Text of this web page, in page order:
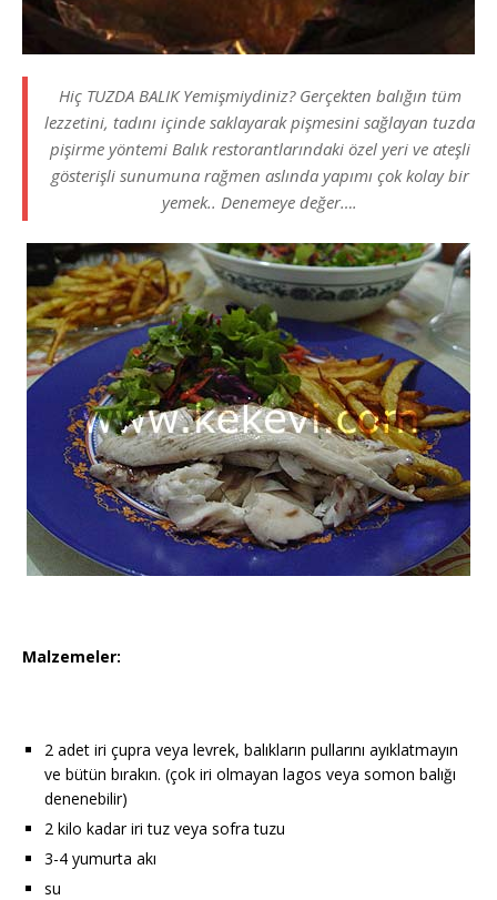
Hiç TUZDA BALIK Yemişmiydiniz? Gerçekten balığın tüm
lezzetini, tadını içinde saklayarak pişmesini sağlayan tuzda
pişirme yöntemi Balık restorantlarındaki özel yeri ve ateşli
gösterişli sunumuna rağmen aslında yapımı çok kolay bir
yemek.. Denemeye değer….
Malzemeler:
2 adet iri çupra veya levrek, balıkların pullarını ayıklatmayın
ve bütün bırakın. (çok iri olmayan lagos veya somon balığı
denenebilir)
2 kilo kadar iri tuz veya sofra tuzu
3-4 yumurta akı
su